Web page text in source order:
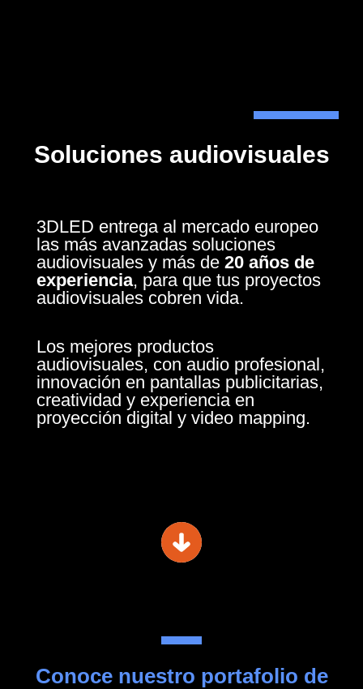
Soluciones audiovisuales
3DLED entrega al mercado europeo
las más avanzadas soluciones
audiovisuales y más de 20 años de
experiencia, para que tus proyectos
audiovisuales cobren vida.
Los mejores productos
audiovisuales, con audio profesional,
innovación en pantallas publicitarias,
creatividad y experiencia en
proyección digital y video mapping.
Conoce nuestro portafolio de